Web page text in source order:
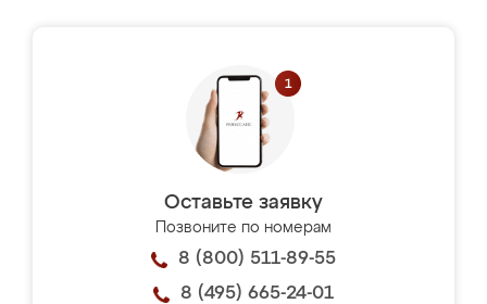
Оставьте заявку
Позвоните по номерам
8 (800) 511-89-55
8 (495) 665-24-01